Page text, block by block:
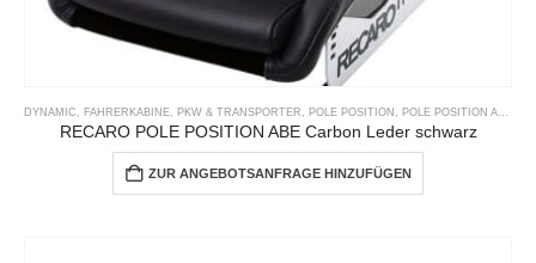
DYNAMIC , FAHRERKABINE, PKW & TRANSPORTER , POLE POSITION , POLE POSITION ABE
RECARO POLE POSITION ABE Carbon Leder schwarz
ZUR ANGEBOTSANFRAGE HINZUFÜGEN